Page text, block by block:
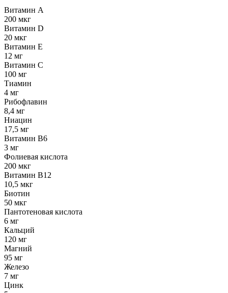
Витамин А
200 мкг
Витамин D
20 мкг
Витамин Е
12 мг
Витамин С
100 мг
Тиамин
4 мг
Рибофлавин
8,4 мг
Ниацин
17,5 мг
Витамин В6
3 мг
Фолиевая кислота
200 мкг
Витамин В12
10,5 мкг
Биотин
50 мкг
Пантотеновая кислота
6 мг
Кальций
120 мг
Магний
95 мг
Железо
7 мг
Цинк